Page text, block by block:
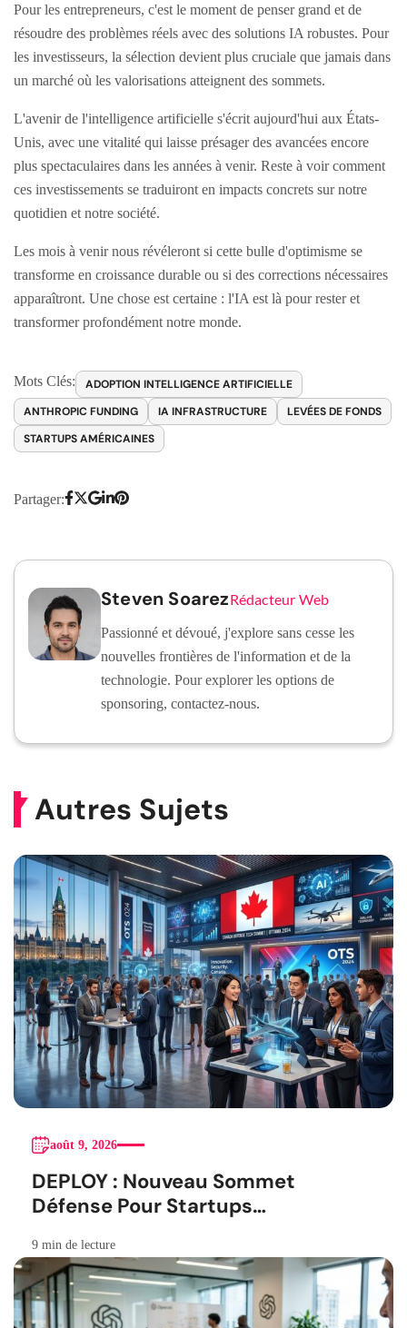
Pour les entrepreneurs, c'est le moment de penser grand et de
résoudre des problèmes réels avec des solutions IA robustes. Pour
les investisseurs, la sélection devient plus cruciale que jamais dans
un marché où les valorisations atteignent des sommets.
L'avenir de l'intelligence artificielle s'écrit aujourd'hui aux États-
Unis, avec une vitalité qui laisse présager des avancées encore
plus spectaculaires dans les années à venir. Reste à voir comment
ces investissements se traduiront en impacts concrets sur notre
quotidien et notre société.
Les mois à venir nous révéleront si cette bulle d'optimisme se
transforme en croissance durable ou si des corrections nécessaires
apparaîtront. Une chose est certaine : l'IA est là pour rester et
transformer profondément notre monde.
Mots Clés:
ADOPTION INTELLIGENCE ARTIFICIELLE
ANTHROPIC FUNDING
IA INFRASTRUCTURE
LEVÉES DE FONDS
STARTUPS AMÉRICAINES
Partager:
Steven SoarezRédacteur Web
Passionné et dévoué, j'explore sans cesse les
nouvelles frontières de l'information et de la
technologie. Pour explorer les options de
sponsoring, contactez-nous.
Autres Sujets
août 9, 2026
DEPLOY : Nouveau Sommet
Défense Pour Startups
9 min de lecture